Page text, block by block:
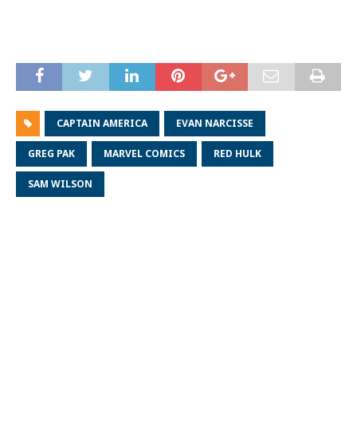
CAPTAIN AMERICA EVAN NARCISSE
GREG PAK MARVEL COMICS RED HULK
SAM WILSON